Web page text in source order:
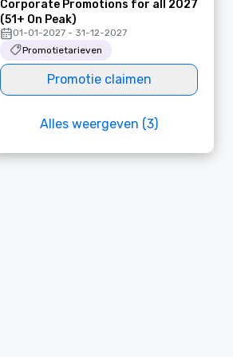
Corporate Promotions for all 2027
(51+ On Peak)
01-01-2027 - 31-12-2027
Promotietarieven
Promotie claimen
Alles weergeven (3)